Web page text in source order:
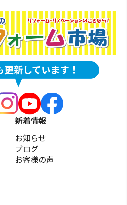
新着情報
お知らせ
ブログ
お客様の声